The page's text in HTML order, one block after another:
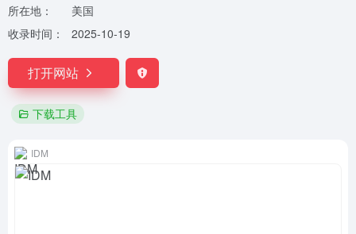
所在地：
美国
收录时间：
2025-10-19
打开网站
下载工具
IDM